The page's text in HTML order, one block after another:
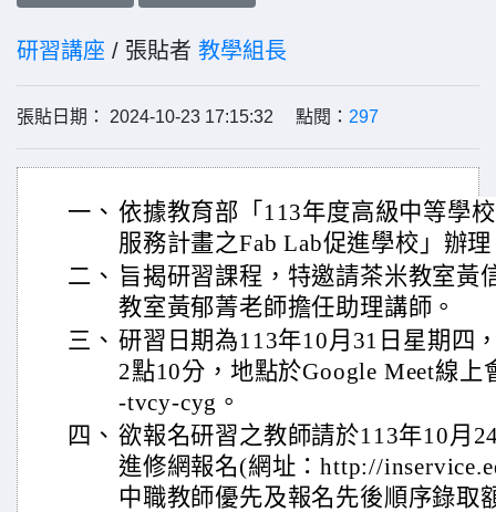
研習講座 / 張貼者 教學組長
張貼日期： 2024-10-23 17:15:32 點閱： 297
一、 依據教育部「113年度高級中等學
服務計畫之Fab Lab促進學校」辦
二、 旨揭研習課程，特邀請茶米教室黃
教室黃郁菁老師擔任助理講師。
三、 研習日期為113年10月31日星期四
2點10分，地點於Google Meet線
-tvcy-cyg。
四、 欲報名研習之教師請於113年10月
進修網報名(網址：http://
中職教師優先及報名先後順序錄取